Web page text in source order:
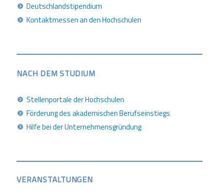
Deutschlandstipendium
Kontaktmessen an den Hochschulen
NACH DEM STUDIUM
Stellenportale der Hochschulen
Förderung des akademischen Berufseinstiegs
Hilfe bei der Unternehmensgründung
VERANSTALTUNGEN